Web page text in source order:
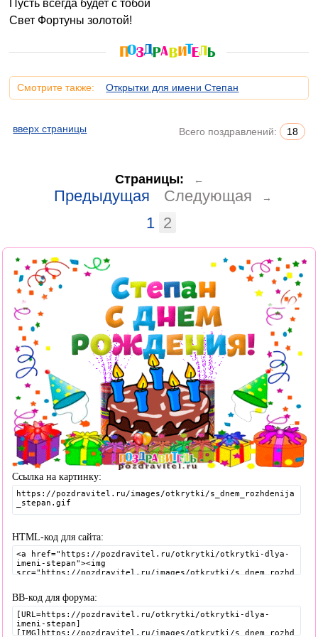
Пусть всегда будет с тобой
Свет Фортуны золотой!
Смотрите также: Открытки для имени Степан
вверх страницы Всего поздравлений: 18
Страницы: ←
Предыдущая Следующая →
1 2
Ссылка на картинку:
HTML-код для сайта:
BB-код для форума: